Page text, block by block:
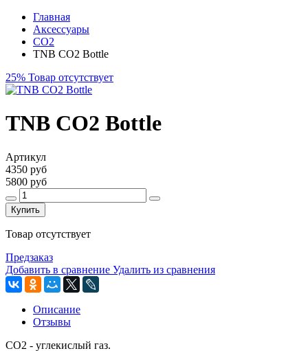
Главная
Аксессуары
CO2
TNB CO2 Bottle
25% Товар отсутствует
TNB CO2 Bottle
Артикул
4350 руб
5800 руб
Купить
Товар отсутствует
Предзаказ
Добавить в сравнение Удалить из сравнения
Описание
Отзывы
СО2 - углекислый газ.